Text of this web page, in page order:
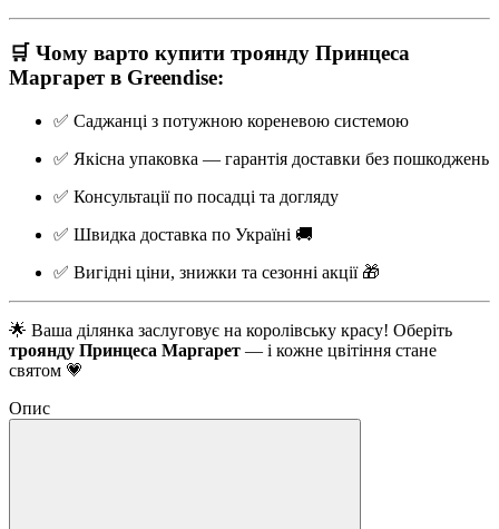
🛒 Чому варто купити троянду Принцеса
Маргаретв Greendise:
✅ Саджанці з потужною кореневою системою
✅ Якісна упаковка — гарантія доставки без пошкоджень
✅ Консультації по посадці та догляду
✅ Швидка доставка по Україні 🚚
✅ Вигідні ціни, знижки та сезонні акції 🎁
🌟 Ваша ділянка заслуговує на королівську красу! Оберіть
троянду Принцеса Маргарет — і кожне цвітіння стане
святом 💗
Опис